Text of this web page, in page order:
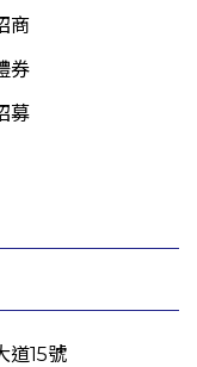
商
券
募
道15號